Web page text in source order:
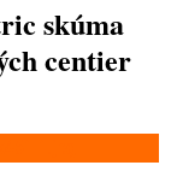
skúma
centier